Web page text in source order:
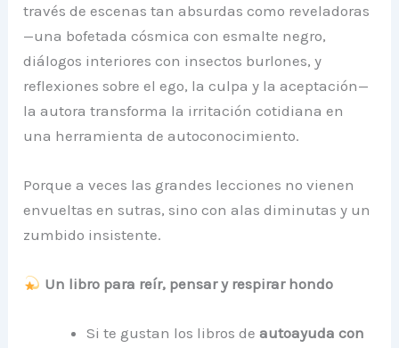
través de escenas tan absurdas como reveladoras
—una bofetada cósmica con esmalte negro,
diálogos interiores con insectos burlones, y
reflexiones sobre el ego, la culpa y la aceptación—
la autora transforma la irritación cotidiana en
una herramienta de autoconocimiento.
Porque a veces las grandes lecciones no vienen
envueltas en sutras, sino con alas diminutas y un
zumbido insistente.
Un libro para reír, pensar y respirar hondo
Si te gustan los libros deautoayuda con